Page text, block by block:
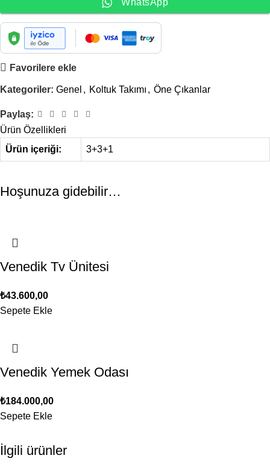
WhatsApp
Favorilere ekle
Kategoriler: Genel , Koltuk Takımı , Öne Çıkanlar
Paylaş:
Ürün Özellikleri
Ürün içeriği:
3+3+1
Hoşunuza gidebilir…
Venedik Tv Ünitesi
₺43.600,00
Sepete Ekle
Venedik Yemek Odası
₺184.000,00
Sepete Ekle
İlgili ürünler